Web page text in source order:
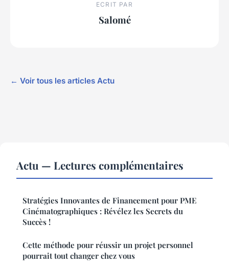
ECRIT PAR
Salomé
← Voir tous les articles Actu
Actu — Lectures complémentaires
Stratégies Innovantes de Financement pour PME
Cinématographiques : Révélez les Secrets du
Succès !
Cette méthode pour réussir un projet personnel
pourrait tout changer chez vous